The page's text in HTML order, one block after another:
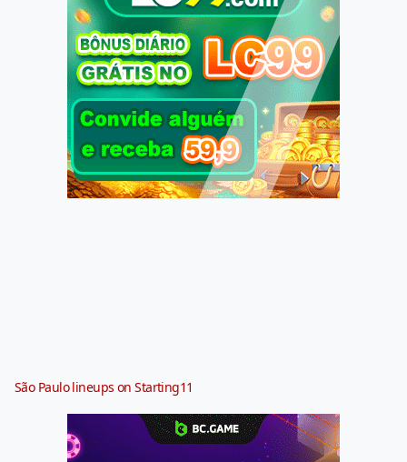
São Paulo lineups on Starting11